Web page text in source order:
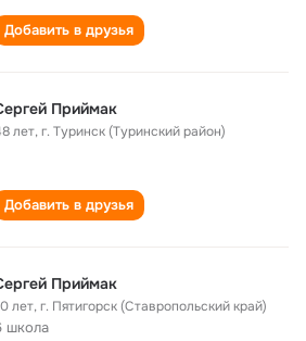
Добавить в друзья
Приймак
лет,г. Туринск (Туринский район)
Добавить в друзья
Приймак
лет,г. Пятигорск (Ставропольский край)
школа